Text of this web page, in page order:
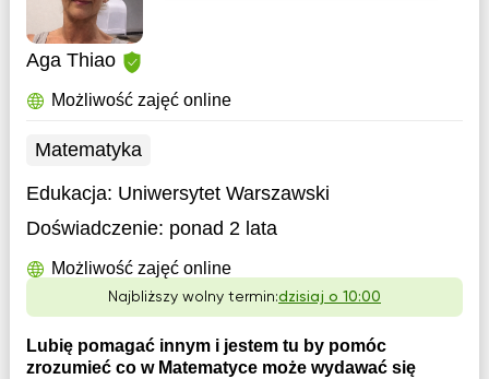
Aga Thiao
Możliwość zajęć online
Matematyka
Edukacja: Uniwersytet Warszawski
Doświadczenie: ponad 2 lata
Możliwość zajęć online
Najbliższy wolny termin:dzisiaj o 10:00
Lubię pomagać innym i jestem tu by pomóc
zrozumieć co w Matematyce może wydawać się